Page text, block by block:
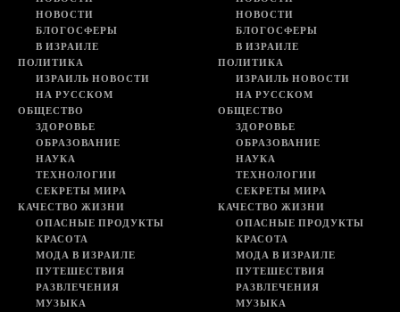
НОВОСТИ
БЛОГОСФЕРЫ
В ИЗРАИЛЕ
ПОЛИТИКА
ИЗРАИЛЬ НОВОСТИ
НА РУССКОМ
ОБЩЕСТВО
ЗДОРОВЬЕ
ОБРАЗОВАНИЕ
НАУКА
ТЕХНОЛОГИИ
СЕКРЕТЫ МИРА
КАЧЕСТВО ЖИЗНИ
ОПАСНЫЕ ПРОДУКТЫ
КРАСОТА
МОДА В ИЗРАИЛЕ
ПУТЕШЕСТВИЯ
РАЗВЛЕЧЕНИЯ
МУЗЫКА
НОВОСТИ
БЛОГОСФЕРЫ
В ИЗРАИЛЕ
ПОЛИТИКА
ИЗРАИЛЬ НОВОСТИ
НА РУССКОМ
ОБЩЕСТВО
ЗДОРОВЬЕ
ОБРАЗОВАНИЕ
НАУКА
ТЕХНОЛОГИИ
СЕКРЕТЫ МИРА
КАЧЕСТВО ЖИЗНИ
ОПАСНЫЕ ПРОДУКТЫ
КРАСОТА
МОДА В ИЗРАИЛЕ
ПУТЕШЕСТВИЯ
РАЗВЛЕЧЕНИЯ
МУЗЫКА